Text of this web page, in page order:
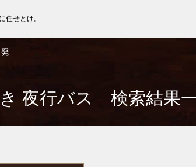
任せとけ。
夜行バス 検索結果